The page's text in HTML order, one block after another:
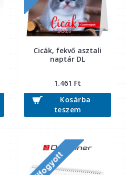
Cicák, fekvő asztali
naptár DL
1.461 Ft
Kosárba
teszem